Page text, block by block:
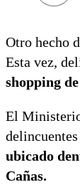
Otro hecho
Esta vez,
shopping
El
ubicado
Cañas.